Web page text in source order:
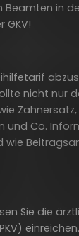
in
GKV!
nicht nur
Co.
wie
Sie die